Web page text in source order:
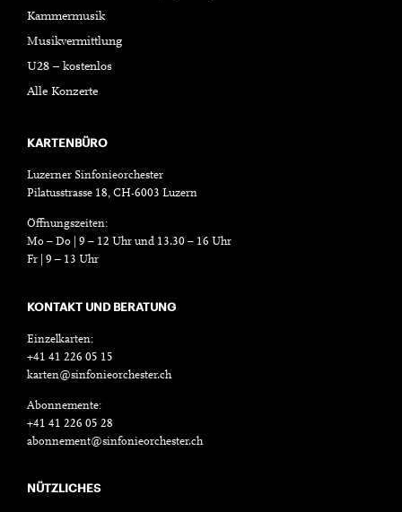
Kammermusik
Musikvermittlung
U28 – kostenlos
Alle Konzerte
KARTENBÜRO
Luzerner Sinfonieorchester
Pilatusstrasse 18, CH-6003 Luzern
Öffnungszeiten:
Mo – Do | 9 – 12 Uhr und 13.30 – 16 Uhr
Fr | 9 – 13 Uhr
KONTAKT UND BERATUNG
Einzelkarten:
+41 41 226 05 15
karten@sinfonieorchester.ch
Abonnemente:
+41 41 226 05 28
abonnement@sinfonieorchester.ch
NÜTZLICHES